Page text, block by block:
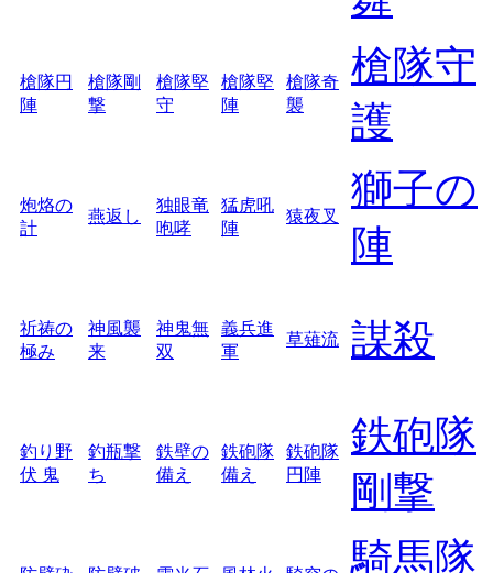
槍隊円
陣
槍隊剛
撃
槍隊堅
守
槍隊堅
陣
槍隊奇
襲
槍隊守
護
炮烙の
計
燕返し
独眼竜
咆哮
猛虎吼
陣
猿夜叉
獅子の
陣
祈祷の
極み
神風襲
来
神鬼無
双
義兵進
軍
草薙流 謀殺
釣り野
伏 鬼
釣瓶撃
ち
鉄壁の
備え
鉄砲隊
備え
鉄砲隊
円陣
鉄砲隊
剛撃
騎馬隊